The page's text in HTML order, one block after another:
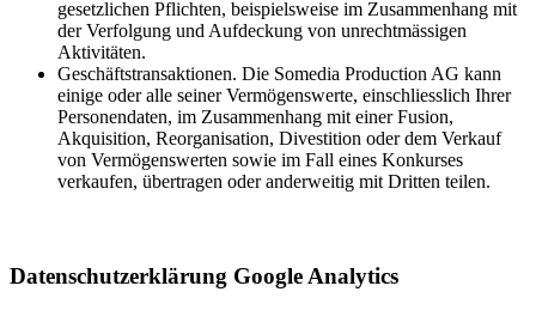
gesetzlichen Pflichten, beispielsweise im Zusammenhang mit
der Verfolgung und Aufdeckung von unrechtmässigen
Aktivitäten.
Geschäftstransaktionen. Die Somedia Production AG kann
einige oder alle seiner Vermögenswerte, einschliesslich Ihrer
Personendaten, im Zusammenhang mit einer Fusion,
Akquisition, Reorganisation, Divestition oder dem Verkauf
von Vermögenswerten sowie im Fall eines Konkurses
verkaufen, übertragen oder anderweitig mit Dritten teilen.
Datenschutzerklärung Google Analytics